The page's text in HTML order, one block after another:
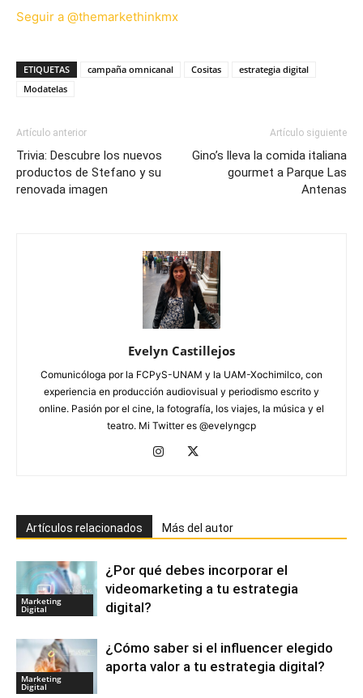
Seguir a @themarkethinkmx
ETIQUETAS campaña omnicanal Cositas
estrategia digital
Modatelas
Artículo anterior
Trivia: Descubre los nuevos
productos de Stefano y su
renovada imagen
Artículo siguiente
Gino’s lleva la comida italiana
gourmet a Parque Las
Antenas
Evelyn Castillejos
Comunicóloga por la FCPyS-UNAM y la UAM-Xochimilco, con
experiencia en producción audiovisual y periodismo escrito y
online. Pasión por el cine, la fotografía, los viajes, la música y el
teatro. Mi Twitter es @evelyngcp
Artículos relacionados Más del autor
Marketing
Digital
¿Por qué debes incorporar el
videomarketing a tu estrategia
digital?
Marketing
Digital
¿Cómo saber si el influencer elegido
aporta valor a tu estrategia digital?